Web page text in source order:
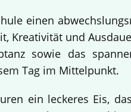
einen
Kreativität und
sowie das
Tag im Mittelpunkt.
ein leckeres Eis,